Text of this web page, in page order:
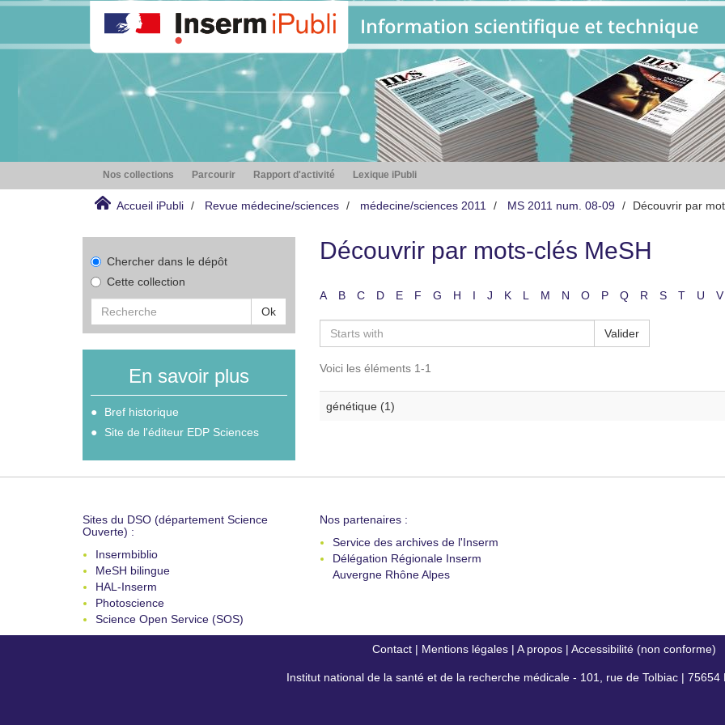
Nos collections Parcourir Rapport d'activité Lexique iPubli
Accueil iPubli Revue médecine/sciences médecine/sciences 2011 MS 2011 num. 08-09 Découvrir par
Chercher dans le dépôt
Cette collection
Ok
En savoir plus
Bref historique
Site de l'éditeur EDP Sciences
Découvrir par mots-clés MeSH
A B C D E F G H I J K L M N O P Q R S T U V
Valider
Voici les éléments 1-1
génétique (1)
Sites du DSO (département Science
Ouverte) :
Insermbiblio
MeSH bilingue
HAL-Inserm
Photoscience
Science Open Service (SOS)
Nos partenaires :
Service des archives de l'Inserm
Délégation Régionale Inserm
Auvergne Rhône Alpes
Contact| Mentions légales| A propos| Accessibilité (non conforme)
Institut national de la santé et de la recherche médicale - 101, rue de Tolbiac | 75654